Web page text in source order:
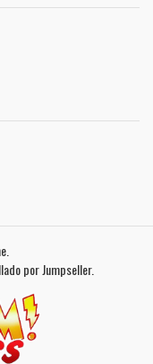
por Jumpseller.